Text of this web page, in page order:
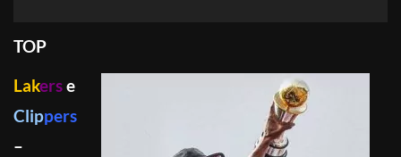
TOP
Lakerse
Clippers
–